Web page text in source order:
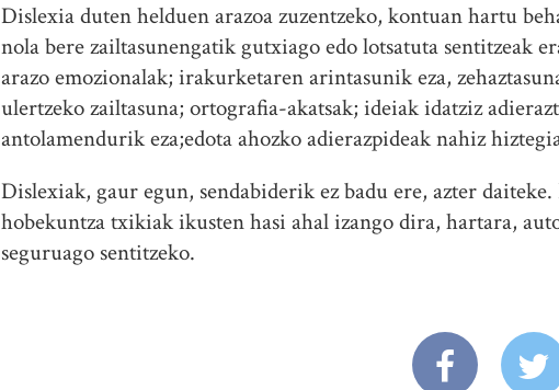
Dislexia duten helduen arazoa zuzentzeko, kontuan hartu
nola bere zailtasunengatik gutxiago edo lotsatuta sentitzeak
arazo emozionalak; irakurketaren arintasunik eza,
ulertzeko zailtasuna; ortografia-akatsak; ideiak idatziz
antolamendurik eza;edota ahozko adierazpideak nahiz
Dislexiak, gaur egun, sendabiderik ez badu ere, azter
hobekuntza txikiak ikusten hasi ahal izango dira, hartara,
seguruago sentitzeko.